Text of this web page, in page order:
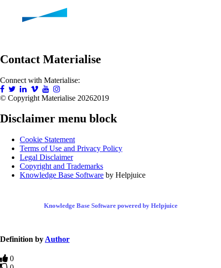
Contact Materialise
Connect with Materialise:
© Copyright Materialise 20262019
Disclaimer menu block
Cookie Statement
Terms of Use and Privacy Policy
Legal Disclaimer
Copyright and Trademarks
Knowledge Base Software by Helpjuice
Knowledge Base Software powered by Helpjuice
Definition by Author
0